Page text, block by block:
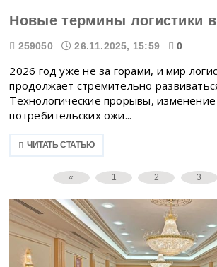
Новые термины логистики в
259050 26.11.2025, 15:59 0
2026 год уже не за горами, и мир
продолжает стремительно
Технологические прорывы, изменение
потребительских ожи...
ЧИТАТЬ СТАТЬЮ
« 1 2 3